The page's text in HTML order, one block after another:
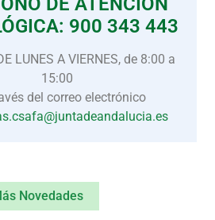
900 343 443
LUNES A VIERNES, de 8:00 a
15:00
del correo electrónico
Novedades